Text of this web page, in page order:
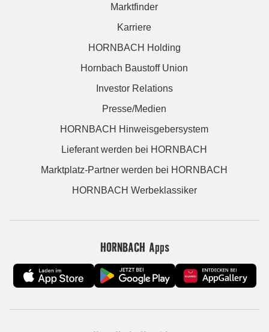
Marktfinder
Karriere
HORNBACH Holding
Hornbach Baustoff Union
Investor Relations
Presse/Medien
HORNBACH Hinweisgebersystem
Lieferant werden bei HORNBACH
Marktplatz-Partner werden bei HORNBACH
HORNBACH Werbeklassiker
HORNBACH Apps